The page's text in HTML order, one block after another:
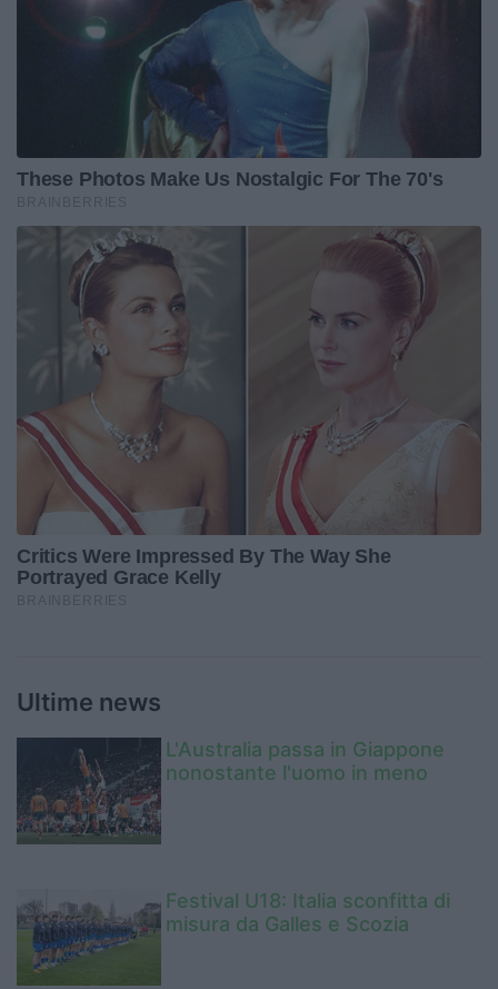
Ultime news
L'Australia passa in Giappone
nonostante l'uomo in meno
Festival U18: Italia sconfitta di
misura da Galles e Scozia